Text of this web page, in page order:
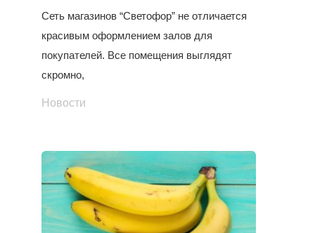
Сеть магазинов “Светофор” не отличается
красивым оформлением залов для
покупателей. Все помещения выглядят
скромно,
Новости